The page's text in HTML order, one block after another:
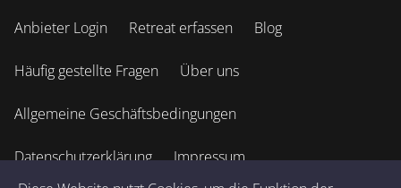
Anbieter Login Retreat erfassen Blog
Häufig gestellte Fragen Über uns
Allgemeine Geschäftsbedingungen
Datenschutzerklärung Impressum